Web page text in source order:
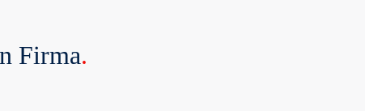
Firma.